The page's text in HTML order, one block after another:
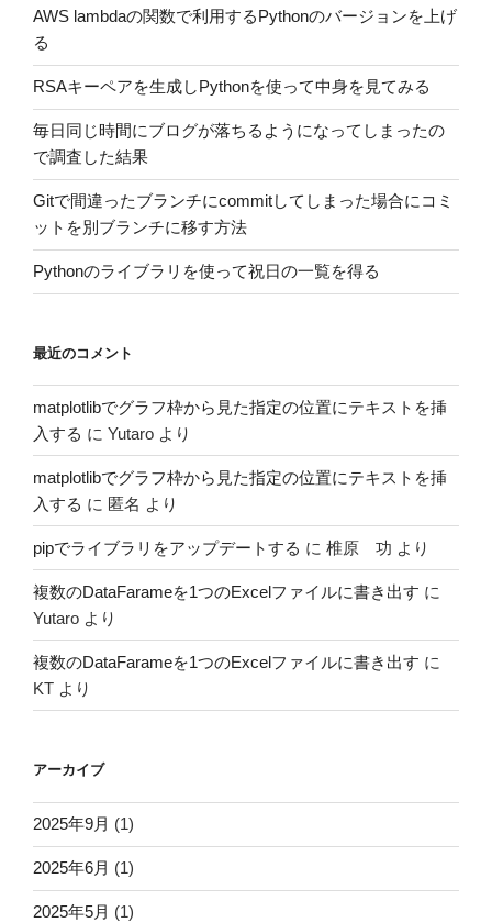
AWS lambdaの関数で利用するPythonのバージョンを上げ
る
RSAキーペアを生成しPythonを使って中身を見てみる
毎日同じ時間にブログが落ちるようになってしまったの
で調査した結果
Gitで間違ったブランチにcommitしてしまった場合にコミ
ットを別ブランチに移す方法
Pythonのライブラリを使って祝日の一覧を得る
最近のコメント
matplotlibでグラフ枠から見た指定の位置にテキストを挿
入する に Yutaro より
matplotlibでグラフ枠から見た指定の位置にテキストを挿
入する に 匿名 より
pipでライブラリをアップデートする に 椎原 功 より
複数のDataFarameを1つのExcelファイルに書き出す に
Yutaro より
複数のDataFarameを1つのExcelファイルに書き出す に
KT より
アーカイブ
2025年9月 (1)
2025年6月 (1)
2025年5月 (1)